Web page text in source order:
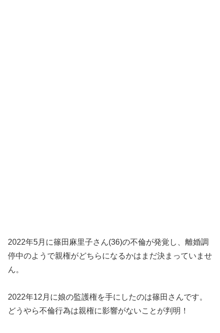
2022年5月に篠田麻里子さん(36)の不倫が発覚し、離婚調
停中のようで親権がどちらになるかはまだ決まっていませ
ん。
2022年12月に娘の監護権を手にしたのは篠田さんです。
どうやら不倫行為は親権に影響がないことが判明！